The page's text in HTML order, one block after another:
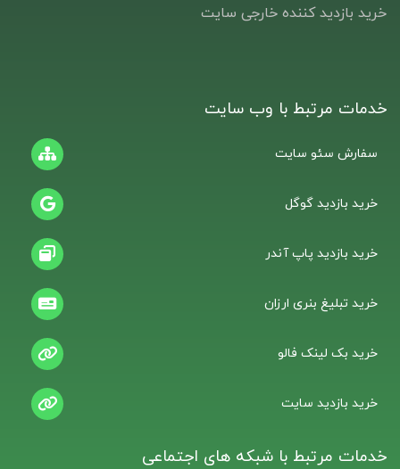
خرید بازدید کننده خارجی سایت
خدمات مرتبط با وب سایت
سفارش سئو سایت
خرید بازدید گوگل
خرید بازدید پاپ آندر
خرید تبلیغ بنری ارزان
خرید بک لینک فالو
خرید بازدید سایت
خدمات مرتبط با شبکه های اجتماعی